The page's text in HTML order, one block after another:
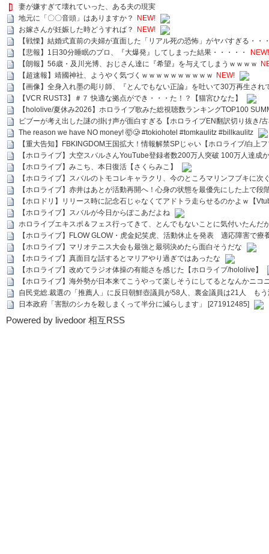
妻が嫌すぎて壊れていった、ある夫の現実
地元に「〇〇音頭」はありますか？
NEW!
お嫁さんが妊娠した時どうすれば？
NEW!
【戦慄】結婚式直前の夫婦が直面した「リアル死の恐怖」がヤバすぎる・・
【悲報】1日30分睡眠のプロ、『大爆発』してしまった結果・・・・・
NEW!
【朗報】56歳・及川光博、おじさん達に『希望』を与えてしまうｗｗｗｗ
【超速報】靖國神社、ようやく気づくｗｗｗｗｗｗｗｗｗｗ
NEW!
【画像】全身入れ墨の彫り師、『とんでもない正論』を吐いて30万再生され
【VCR RUST3】＃７ 快適な拠点ができ・・・た！？【猫宮ひなた】
【hololive/夏休み2026】ホロライブ歌みた総視聴数ランキングTOP100
ビブーが考え出した謎の掛け声が面白すぎる【ホロライブEN翻訳切り抜き/
The reason we have NO money! 🤯🥲 #tokiohotel #tomkaulitz #billkaulitz
【重大告知】FBKINGDOM王国拡大！情報解禁SPじゃい【ホロライブ/白上
【ホロライブ】大空スバルさんYouTube登録者数200万人突破 100万人達成
【ホロライブ】みこち、本日復活【さくらみこ】
【ホロライブ】スバルのトモコレキャラクリ、今のところマリンフブキに
【ホロライブ】赤井はあとが活動再開へ！心身の状態を最優先にした上で段
【ホロドリ】リリース時に記念石じゃなくてアドトラ走らせるのかよｗ【
【ホロライブ】スバルが今日からぽこあだよね
ホロライブエキスポ＆フェス行ってきて、とんでもないことに気付いたんだ
【ホロライブ】FLOW GLOW・虎金妃笑虎、活動休止を発表 適応障害で療
【ホロライブ】マリオテニス大会も最強と最弱決めたら面白そうだな
【ホロライブ】真面目な話するとマリアやり過ぎではあったな
【ホロライブ】改めてラジオ体操の有能さを感じた【ホロライブ/hololive】
【ホロライブ】海外勢が日本来てこうやって楽しそうにしてるとなんかニコ
自民党総.裁選の「推薦人」に反日朝鮮壺議員が58人、裏金議員は21人 も
日本政府「害獣のシカを殺しまくって半分に減らします」 [271912485]
Powered by livedoor 相互RSS